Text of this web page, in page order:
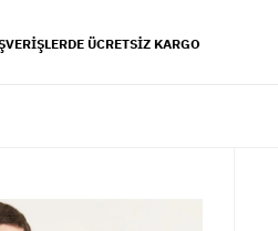
ÜCRETSIZ KARGO